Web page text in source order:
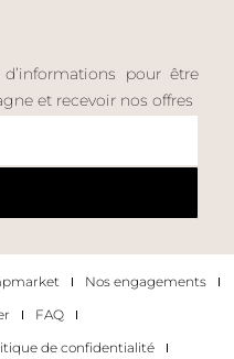
pour être
et recevoir nos offres
Nos engagements
FAQ
de confidentialité